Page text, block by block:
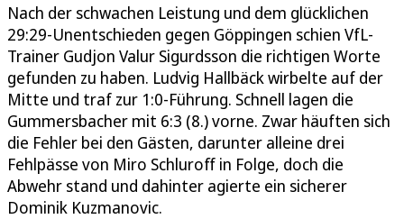
Nach der schwachen Leistung und dem glücklichen
29:29-Unentschieden gegen Göppingen schien VfL-
Trainer Gudjon Valur Sigurdsson die richtigen Worte
gefunden zu haben. Ludvig Hallbäck wirbelte auf der
Mitte und traf zur 1:0-Führung. Schnell lagen die
Gummersbacher mit 6:3 (8.) vorne. Zwar häuften sich
die Fehler bei den Gästen, darunter alleine drei
Fehlpässe von Miro Schluroff in Folge, doch die
Abwehr stand und dahinter agierte ein sicherer
Dominik Kuzmanovic.